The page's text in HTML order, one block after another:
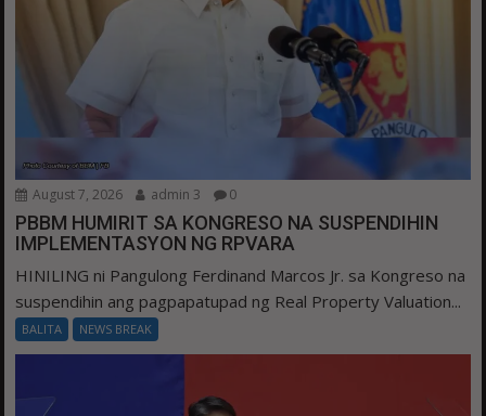
August 7, 2026 admin 3 0
PBBM HUMIRIT SA KONGRESO NA SUSPENDIHIN
IMPLEMENTASYON NG RPVARA
HINILING ni Pangulong Ferdinand Marcos Jr. sa Kongreso na
suspendihin ang pagpapatupad ng Real Property Valuation...
BALITA NEWS BREAK